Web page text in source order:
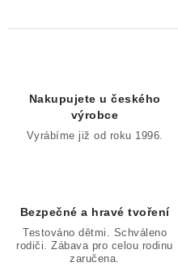
Nakupujete u českého
výrobce
Vyrábíme již od roku 1996.
Bezpečné a hravé tvoření
Testováno dětmi. Schváleno
rodiči. Zábava pro celou rodinu
zaručena.